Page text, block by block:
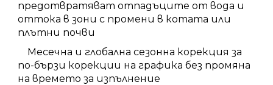
предотвратяват отпадъците от вода и
оттока в зони с промени в котата или
плътни почви
Месечна и глобална сезонна корекция за
по-бързи корекции на графика без промяна
на времето за изпълнение